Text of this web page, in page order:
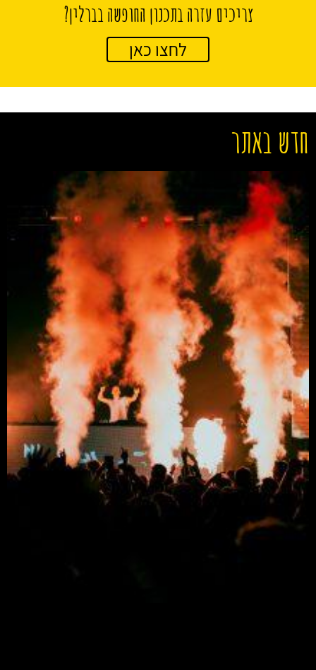
צריכים עזרה בתכנון החופשה בברלין?
לחצו כאן
חדש באתר